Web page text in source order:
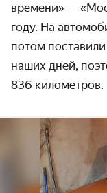
времени» —
году. На
потом
наших дней,
836 километров.